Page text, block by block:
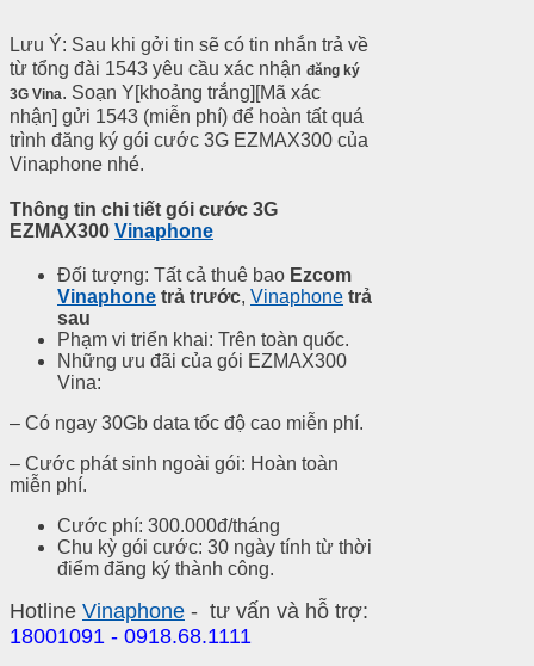
Lưu Ý: Sau khi gởi tin sẽ có tin nhắn trả về
từ tổng đài 1543 yêu cầu xác nhận đăng ký
3G Vina. Soạn Y[khoảng trắng][Mã xác
nhận] gửi 1543 (miễn phí) để hoàn tất quá
trình đăng ký gói cước 3G EZMAX300 của
Vinaphone nhé.
Thông tin chi tiết gói cước 3G
EZMAX300 Vinaphone
Đối tượng: Tất cả thuê bao Ezcom
Vinaphone trả trước, Vinaphone trả
sau
Phạm vi triển khai: Trên toàn quốc.
Những ưu đãi của gói EZMAX300
Vina:
– Có ngay 30Gb data tốc độ cao miễn phí.
– Cước phát sinh ngoài gói: Hoàn toàn
miễn phí.
Cước phí: 300.000đ/tháng
Chu kỳ gói cước: 30 ngày tính từ thời
điểm đăng ký thành công.
Hotline Vinaphone - tư vấn và hỗ trợ:
18001091 - 0918.68.1111